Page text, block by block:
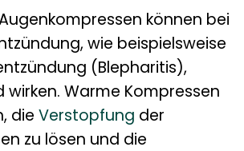
Augenkompressen können bei
wie beispielsweise
(Blepharitis),
Warme Kompressen
die Verstopfung der
zu lösen und die